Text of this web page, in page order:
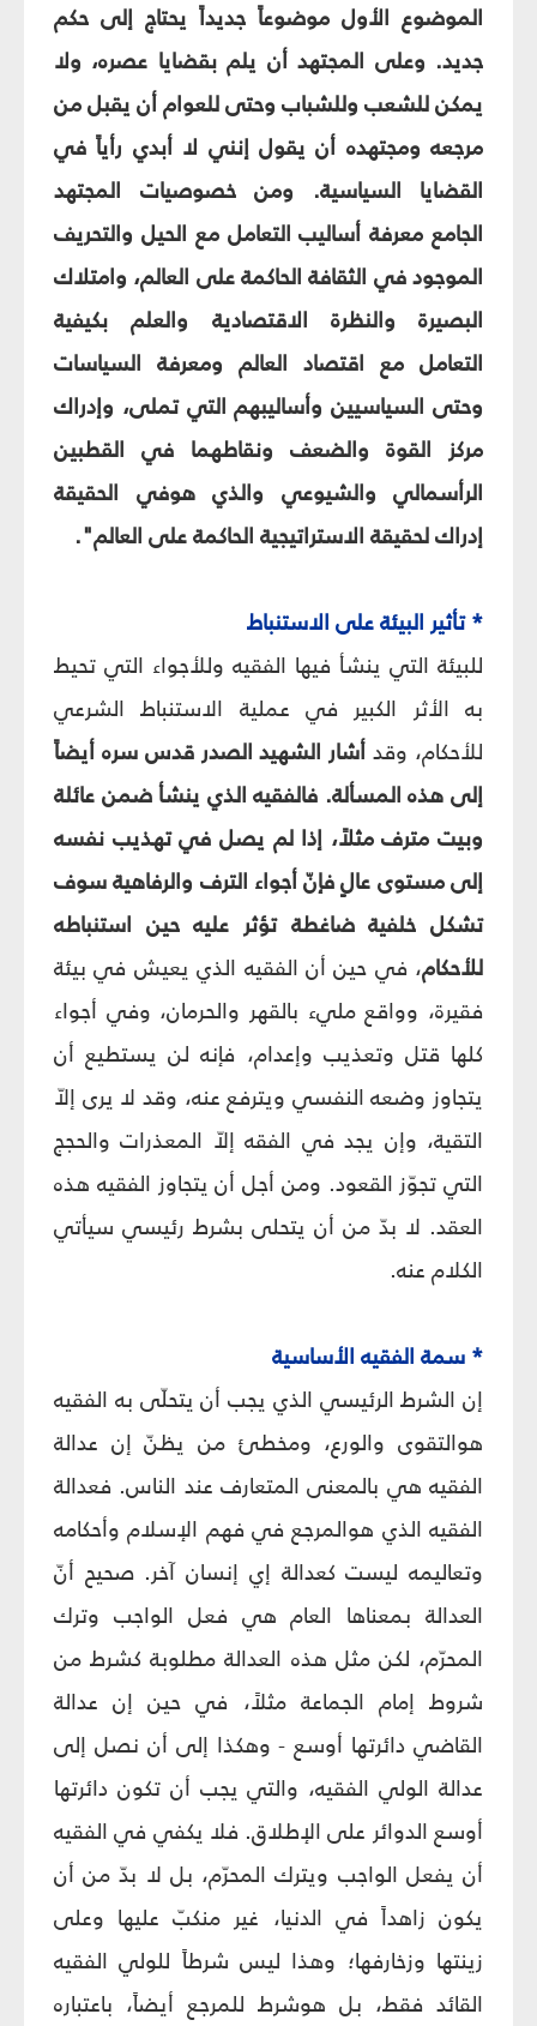
الموضوع الأول موضوعاً جديداً يحتاج إلى حكم
جديد. وعلى المجتهد أن يلم بقضايا عصره، ولا
يمكن للشعب وللشباب وحتى للعوام أن يقبل من
مرجعه ومجتهده أن يقول إنني لا أبدي رأياً في
القضايا السياسية. ومن خصوصيات المجتهد
الجامع معرفة أساليب التعامل مع الحيل والتحريف
الموجود في الثقافة الحاكمة على العالم، وامتلاك
البصيرة والنظرة الاقتصادية والعلم بكيفية
التعامل مع اقتصاد العالم ومعرفة السياسات
وحتى السياسيين وأساليبهم التي تملى، وإدراك
مركز القوة والضعف ونقاطهما في القطبين
الرأسمالي والشيوعي والذي هوفي الحقيقة
إدراك لحقيقة الاستراتيجية الحاكمة على العالم".
* تأثير البيئة على الاستنباط
للبيئة التي ينشأ فيها الفقيه وللأجواء التي تحيط
به الأثر الكبير في عملية الاستنباط الشرعي
للأحكام، وقد أشار الشهيد الصدر قدس سره أيضاً
إلى هذه المسألة. فالفقيه الذي ينشأ ضمن عائلة
وبيت مترف مثلاً، إذا لم يصل في تهذيب نفسه
إلى مستوى عالٍ فإنّ أجواء الترف والرفاهية سوف
تشكل خلفية ضاغطة تؤثر عليه حين استنباطه
للأحكام، في حين أن الفقيه الذي يعيش في بيئة
فقيرة، وواقع مليء بالقهر والحرمان، وفي أجواء
كلها قتل وتعذيب وإعدام، فإنه لن يستطيع أن
يتجاوز وضعه النفسي ويترفع عنه، وقد لا يرى إلاّ
التقية، وإن يجد في الفقه إلاّ المعذرات والحجج
التي تجوّز القعود. ومن أجل أن يتجاوز الفقيه هذه
العقد. لا بدّ من أن يتحلى بشرط رئيسي سيأتي
الكلام عنه.
* سمة الفقيه الأساسية
إن الشرط الرئيسي الذي يجب أن يتحلّى به الفقيه
هوالتقوى والورع، ومخطئ من يظنّ إن عدالة
الفقيه هي بالمعنى المتعارف عند الناس. فعدالة
الفقيه الذي هوالمرجع في فهم الإسلام وأحكامه
وتعاليمه ليست كعدالة إي إنسان آخر. صحيح أنّ
العدالة بمعناها العام هي فعل الواجب وترك
المحرّم، لكن مثل هذه العدالة مطلوبة كشرط من
شروط إمام الجماعة مثلاً، في حين إن عدالة
القاضي دائرتها أوسع - وهكذا إلى أن نصل إلى
عدالة الولي الفقيه، والتي يجب أن تكون دائرتها
أوسع الدوائر على الإطلاق. فلا يكفي في الفقيه
أن يفعل الواجب ويترك المحرّم، بل لا بدّ من أن
يكون زاهداً في الدنيا، غير منكبّ عليها وعلى
زينتها وزخارفها؛ وهذا ليس شرطاً للولي الفقيه
القائد فقط، بل هوشرط للمرجع أيضاً، باعتباره